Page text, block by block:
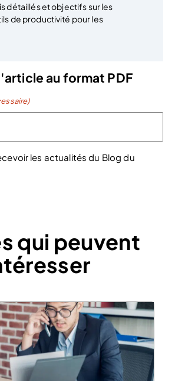
détaillés et objectifs sur les
de productivité pour les
au format PDF
les actualités du Blog du
qui peuvent